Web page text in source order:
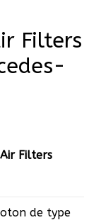
Filters
Filters
de type